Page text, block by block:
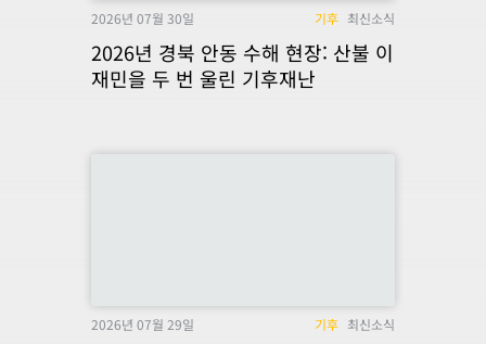
2026년 07월 30일 기후 최신소식
2026년 경북 안동 수해 현장: 산불 이
재민을 두 번 울린 기후재난
2026년 07월 29일 기후 최신소식